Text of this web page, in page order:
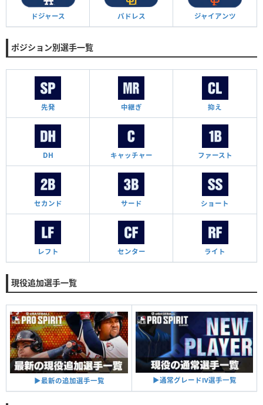
ドジャース パドレス ジャイアンツ
ポジション別選手一覧
先発 中継ぎ 抑え
DH キャッチャー ファースト
セカンド サード ショート
レフト センター ライト
現役追加選手一覧
▶︎最新の追加選手一覧 ▶︎通常グレードⅣ選手一覧